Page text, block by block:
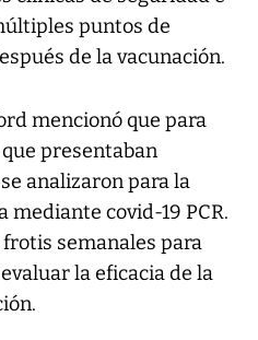
puntos de
de la vacunación.
mencionó que para
presentaban
analizaron para la
covid-19 PCR.
semanales para
la eficacia de la